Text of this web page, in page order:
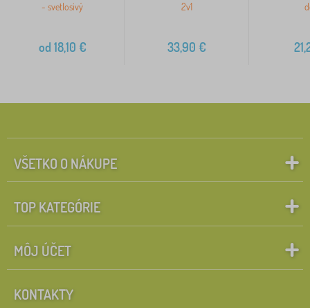
- svetlosivý
od 18,10 €
2v1
33,90 €
VŠETKO O NÁKUPE
TOP KATEGÓRIE
MÔJ ÚČET
KONTAKTY